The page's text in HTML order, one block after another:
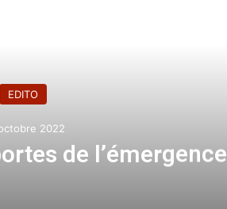
EDITO
2022
de l’émergence